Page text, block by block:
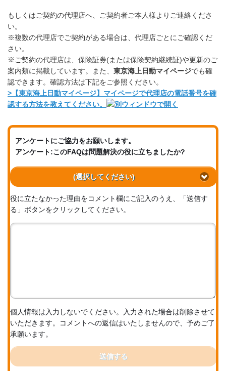
もしくはご契約の代理店へ、ご契約者ご本人様よりご連絡くださ
い。
※複数の代理店でご契約がある場合は、代理店ごとにご確認くだ
さい。
※ご契約の代理店は、保険証券(または保険契約継続証)や更新のご
案内類に掲載しています。また、 東京海上日動マイページでも確
認できます。確認方法は下記をご参照ください。
> 【東京海上日動マイページ】マイページで代理店の電話番号を確
認する方法を教えてください。
アンケートにご協力をお願いします。
アンケート:このFAQは問題解決の役に立ちましたか?
(選択してください)
役に立たなかった理由をコメント欄にご記入のうえ、「送信す
る」ボタンをクリックしてください。
個人情報は入力しないでください。入力された場合は削除させて
いただきます。コメントへの返信はいたしませんので、予めご了
承願います。
送信する